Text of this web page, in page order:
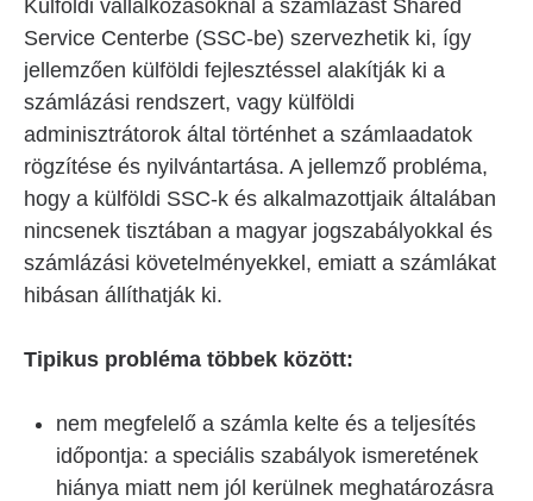
Külföldi vállalkozásoknál a számlázást Shared
Service Centerbe (SSC-be) szervezhetik ki, így
jellemzően külföldi fejlesztéssel alakítják ki a
számlázási rendszert, vagy külföldi
adminisztrátorok által történhet a számlaadatok
rögzítése és nyilvántartása. A jellemző probléma,
hogy a külföldi SSC-k és alkalmazottjaik általában
nincsenek tisztában a magyar jogszabályokkal és
számlázási követelményekkel, emiatt a számlákat
hibásan állíthatják ki.
Tipikus probléma többek között:
nem megfelelő a számla kelte és a teljesítés
időpontja: a speciális szabályok ismeretének
hiánya miatt nem jól kerülnek meghatározásra